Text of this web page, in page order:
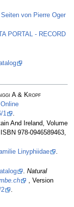
von Pierre Oger
PORTAL - RECORD
A & Kropf
1
And Ireland, Volume
978-0946589463,
Linyphiidae
.
Natural
, Version
2